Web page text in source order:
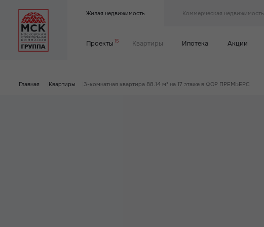
Жилая недвижимость Коммерческая недвижимость
Проекты 15 Квартиры Ипотека Акции
Главная Квартиры 3-комнатная квартира 88.14 м² на 17 этаже в ФОР ПРЕМЬЕРС